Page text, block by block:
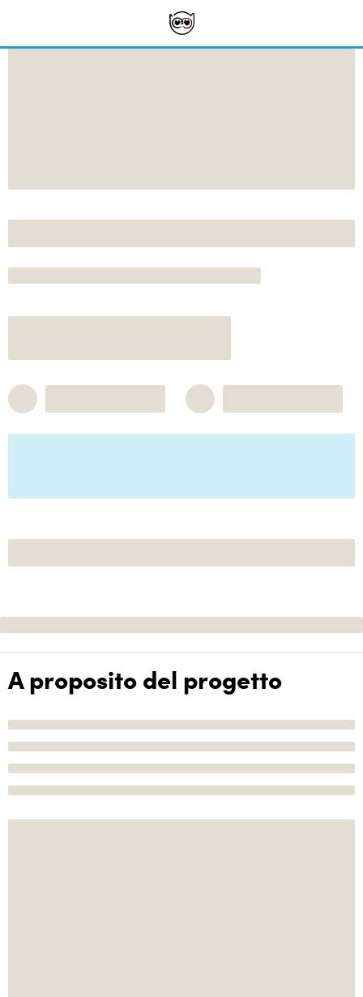
A proposito del progetto